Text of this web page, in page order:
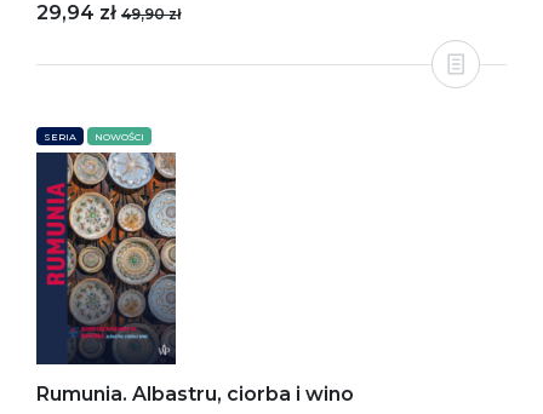
29,94 zł 49,90 zł
SERIA NOWOŚCI
Rumunia. Albastru, ciorba i wino